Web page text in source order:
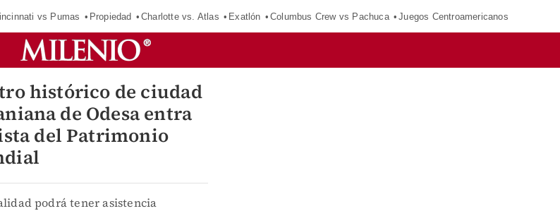
vs Pumas Propiedad Charlotte vs. Atlas Exatlón Columbus Crew vs Pachuca Juegos Centroamericanos
histórico de ciudad
de Odesa entra
del Patrimonio
podrá tener asistencia